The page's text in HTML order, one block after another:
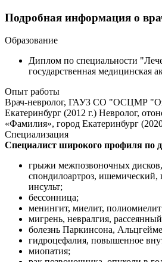
Подробная информация о
Образование
Диплом по специальности
государственная медицинская
Опыт работы
Врач-невролог, ГАУЗ СО "ОСЦМР
Екатеринбург (2012 г.) Невролог,
«Фамилия», город Екатеринбург
Специализация
Специалист широкого профиля по
грыжи межпозвоночных дисков,
спондилоартроз, ишемический,
инсульт;
бессонница;
менингит, миелит,
мигрень, невралгия,
болезнь Паркинсона,
гидроцефалия, повышенное
миопатия;